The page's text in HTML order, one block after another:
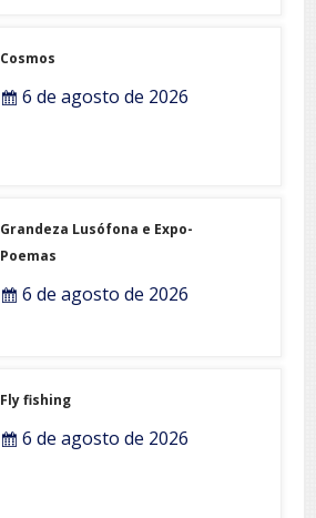
Cosmos
6 de agosto de 2026
Grandeza Lusófona e Expo-
Poemas
6 de agosto de 2026
Fly fishing
6 de agosto de 2026